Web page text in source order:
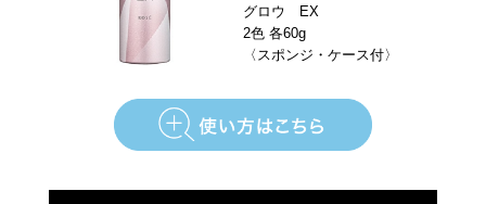
グロウ EX
2色 各60g
〈スポンジ・ケース付〉